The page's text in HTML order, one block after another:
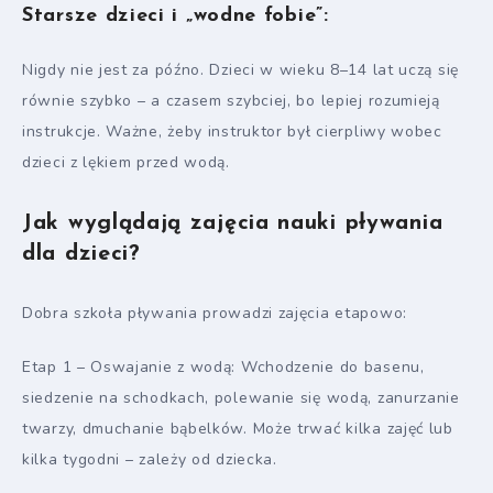
Starsze dzieci i „wodne fobie”:
Nigdy nie jest za późno. Dzieci w wieku 8–14 lat uczą się
równie szybko – a czasem szybciej, bo lepiej rozumieją
instrukcje. Ważne, żeby instruktor był cierpliwy wobec
dzieci z lękiem przed wodą.
Jak wyglądają zajęcia nauki pływania
dla dzieci?
Dobra szkoła pływania prowadzi zajęcia etapowo:
Etap 1 – Oswajanie z wodą: Wchodzenie do basenu,
siedzenie na schodkach, polewanie się wodą, zanurzanie
twarzy, dmuchanie bąbelków. Może trwać kilka zajęć lub
kilka tygodni – zależy od dziecka.